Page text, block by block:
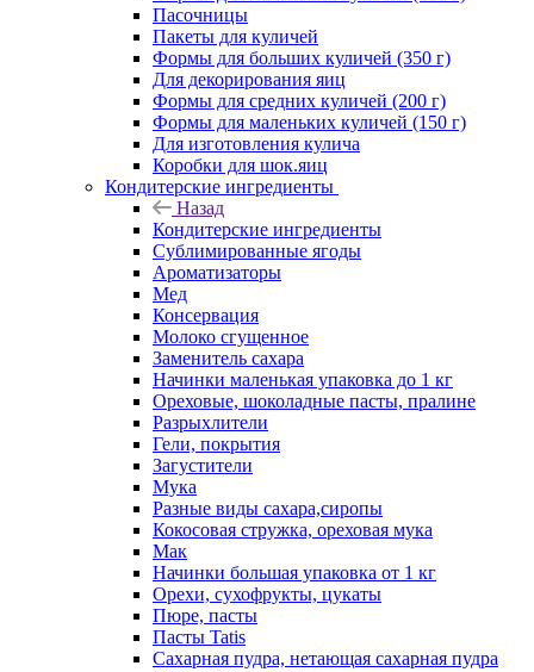
Пасочницы
Пакеты для куличей
Формы для больших куличей (350 г)
Для декорирования яиц
Формы для средних куличей (200 г)
Формы для маленьких куличей (150 г)
Для изготовления кулича
Коробки для шок.яиц
Кондитерские ингредиенты
Назад
Кондитерские ингредиенты
Сублимированные ягоды
Ароматизаторы
Мед
Консервация
Молоко сгущенное
Заменитель сахара
Начинки маленькая упаковка до 1 кг
Ореховые, шоколадные пасты, пралине
Разрыхлители
Гели, покрытия
Загустители
Мука
Разные виды сахара,сиропы
Кокосовая стружка, ореховая мука
Мак
Начинки большая упаковка от 1 кг
Орехи, сухофрукты, цукаты
Пюре, пасты
Пасты Tatis
Сахарная пудра, нетающая сахарная пудра